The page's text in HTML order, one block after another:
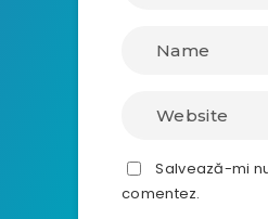
Salvează-mi
comentez.